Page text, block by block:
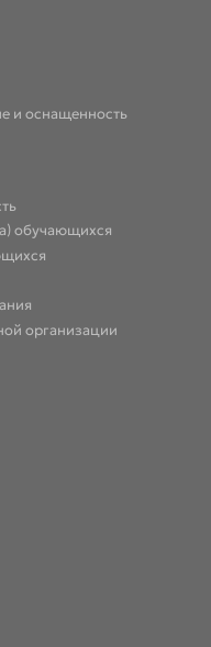
и оснащенность
обучающихся
организации